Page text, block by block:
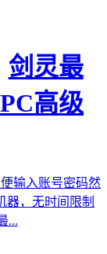
剑灵最
高级
输入账号密码然
器，无时间限制
...